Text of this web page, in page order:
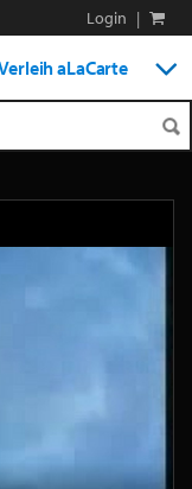
Login |
aLaCarte